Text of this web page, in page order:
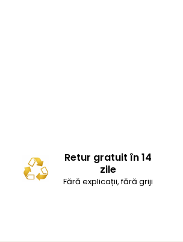
Retur gratuit în 14
zile
Fără explicații, fără griji